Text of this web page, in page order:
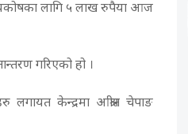
लागि ५ लाख रुपैया आज
गरिएको हो ।
लगायत केन्द्रमा आश्रीत चेपाङ